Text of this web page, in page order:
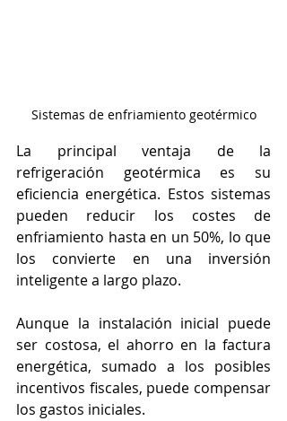
Sistemas de enfriamiento geotérmico
La principal ventaja de la
refrigeración geotérmica es su
eficiencia energética. Estos sistemas
pueden reducir los costes de
enfriamiento hasta en un 50%, lo que
los convierte en una inversión
inteligente a largo plazo.
Aunque la instalación inicial puede
ser costosa, el ahorro en la factura
energética, sumado a los posibles
incentivos fiscales, puede compensar
los gastos iniciales.